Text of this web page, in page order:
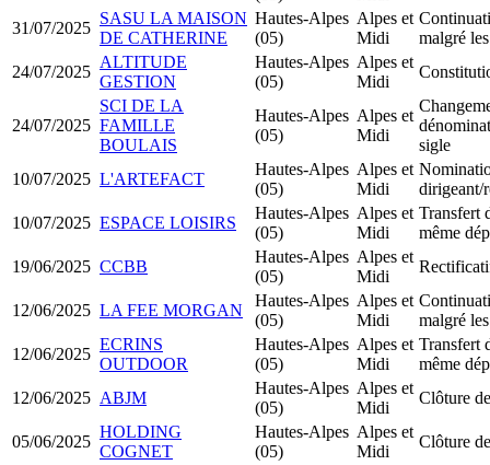
31/07/2025
SASU LA MAISON
DE CATHERINE
Hautes-Alpes
(05)
Alpes et
Midi
malgré
24/07/2025
ALTITUDE
GESTION
Hautes-Alpes
(05)
Alpes et
Midi
24/07/2025
SCI DE LA
FAMILLE
BOULAIS
Hautes-Alpes
(05)
Alpes et
Midi
sigle
10/07/2025 L'ARTEFACT
Hautes-Alpes
(05)
Alpes et
Midi
dirigeant/
10/07/2025 ESPACE LOISIRS
Hautes-Alpes
(05)
Alpes et
Midi
Transfert
même
19/06/2025 CCBB
Hautes-Alpes
(05)
Alpes et
Midi
12/06/2025 LA FEE MORGAN
Hautes-Alpes
(05)
Alpes et
Midi
malgré
12/06/2025
ECRINS
OUTDOOR
Hautes-Alpes
(05)
Alpes et
Midi
Transfert
même
12/06/2025 ABJM
Hautes-Alpes
(05)
Alpes et
Midi
Clôture
05/06/2025
HOLDING
COGNET
Hautes-Alpes
(05)
Alpes et
Midi
Clôture